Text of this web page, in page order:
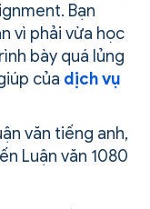
Bạn
vì phải vừa học
bày quá lủng
của dịch vụ
văn tiếng anh,
Luận văn 1080